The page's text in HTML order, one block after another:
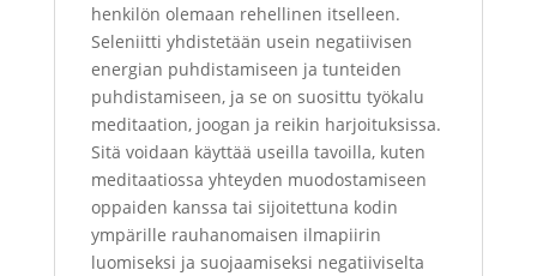
henkilön olemaan rehellinen itselleen.
Seleniitti yhdistetään usein negatiivisen
energian puhdistamiseen ja tunteiden
puhdistamiseen, ja se on suosittu työkalu
meditaation, joogan ja reikin harjoituksissa.
Sitä voidaan käyttää useilla tavoilla, kuten
meditaatiossa yhteyden muodostamiseen
oppaiden kanssa tai sijoitettuna kodin
ympärille rauhanomaisen ilmapiirin
luomiseksi ja suojaamiseksi negatiiviselta